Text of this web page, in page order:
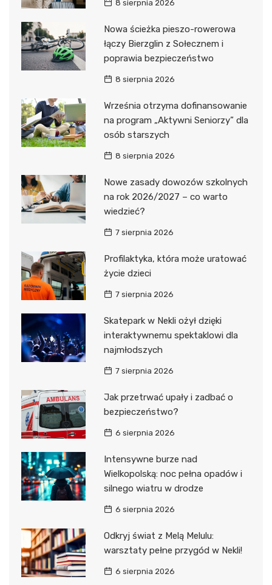
8 sierpnia 2026
Nowa ścieżka pieszo-rowerowa
łączy Bierzglin z Sołecznem i
poprawia bezpieczeństwo
8 sierpnia 2026
Września otrzyma dofinansowanie
na program „Aktywni Seniorzy” dla
osób starszych
8 sierpnia 2026
Nowe zasady dowozów szkolnych
na rok 2026/2027 – co warto
wiedzieć?
7 sierpnia 2026
Profilaktyka, która może uratować
życie dzieci
7 sierpnia 2026
Skatepark w Nekli ożył dzięki
interaktywnemu spektaklowi dla
najmłodszych
7 sierpnia 2026
Jak przetrwać upały i zadbać o
bezpieczeństwo?
6 sierpnia 2026
Intensywne burze nad
Wielkopolską: noc pełna opadów i
silnego wiatru w drodze
6 sierpnia 2026
Odkryj świat z Melą Melulu:
warsztaty pełne przygód w Nekli!
6 sierpnia 2026